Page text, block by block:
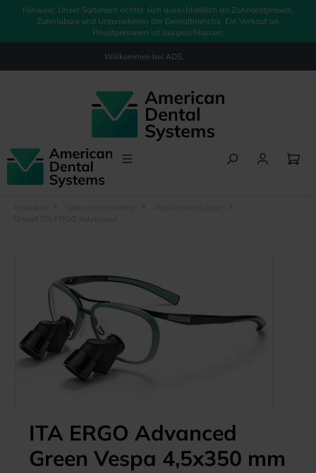
springen
Hinweis: Unser Sortiment richtet sich ausschließlich an Zahnarztpraxen,
Zahnlabore und Unternehmen der Dentalbranche. Ein Verkauf an
Privatpersonen ist ausgeschlossen.
Willkommen bei ADS.
ITA ERGO Advanced
Green Vespa 4,5x350 mm